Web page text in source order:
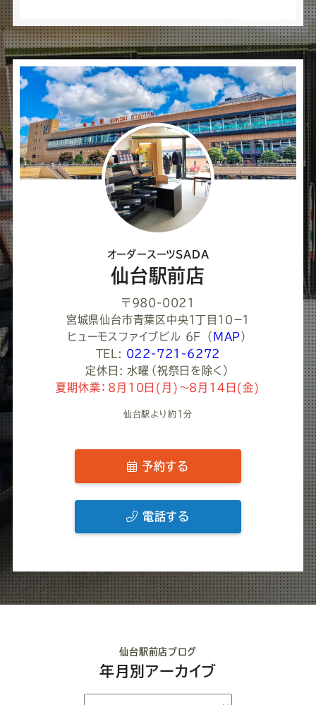
オーダースーツSADA
仙台駅前店
〒980-0021
宮城県仙台市青葉区中央１丁目１０−１
ヒューモスファイブビル 6F
（ MAP ）
TEL: 022-721-6272
定休日: 水曜（祝祭日を除く）
夏期休業：8月10日(月)～8月14日(金)
仙台駅より約1分
予約する
電話する
仙台駅前店ブログ
年月別アーカイブ